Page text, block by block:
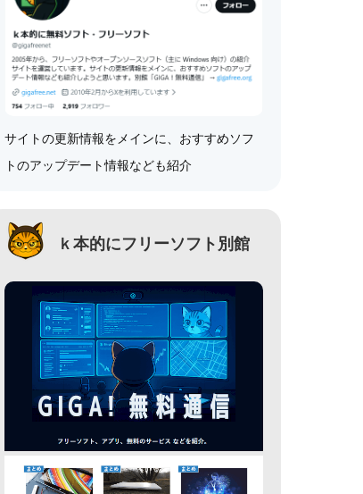
サイトの更新情報をメインに、おすすめソフ
トのアップデート情報なども紹介
ｋ本的にフリーソフト別館